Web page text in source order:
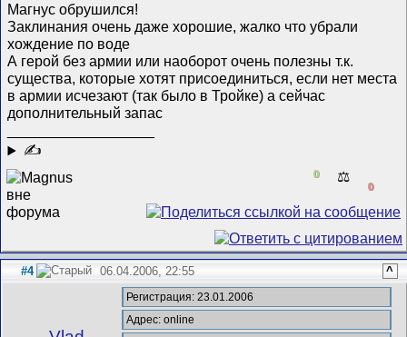
Магнус обрушился!
Заклинания очень даже хорошие, жалко что убрали
хождение по воде
А герой без армии или наоборот очень полезны т.к.
существа, которые хотят присоединиться, если нет места
в армии исчезают (так было в Тройке) а сейчас
дополнительный запас
✍
0 ⚖️
0
#4 06.04.2006, 22:55 ^
Регистрация: 23.01.2006
Адрес: online